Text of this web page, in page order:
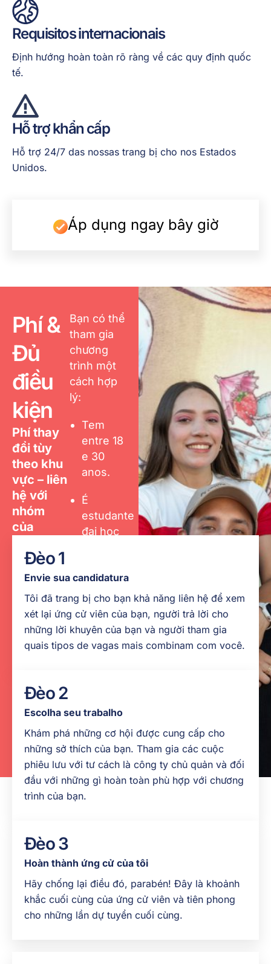
Requisitos internacionais
Định hướng hoàn toàn rõ ràng về các quy định quốc
tế.
Hỗ trợ khẩn cấp
Hỗ trợ 24/7 das nossas trang bị cho nos Estados
Unidos.
Áp dụng ngay bây giờ
Phí &
Đủ
điều
kiện
Phí thay
đổi tùy
theo khu
vực – liên
hệ với
nhóm
của
để biết
thêm
XEM
TRANG
TÀI
NGUYÊN
CỦA
Bạn có thể
tham gia
chương
trình một
cách hợp
lý:
Tem
entre 18
e 30
anos.
É
estudante
đại học
tích
phân
tiếng
Anh
mới
Đèo 1
Envie sua candidatura
Tôi đã trang bị cho bạn khả năng liên hệ để xem
xét lại ứng cử viên của bạn, người trả lời cho
những lời khuyên của bạn và người tham gia
quais tipos de vagas mais combinam com você.
Đèo 2
Escolha seu trabalho
Khám phá những cơ hội được cung cấp cho
những sở thích của bạn. Tham gia các cuộc
phiêu lưu với tư cách là công ty chủ quản và đối
đầu với những gì hoàn toàn phù hợp với chương
trình của bạn.
Đèo 3
Hoàn thành ứng cử của tôi
Hãy chống lại điều đó, parabén! Đây là khoảnh
khắc cuối cùng của ứng cử viên và tiên phong
cho những lần dự tuyển cuối cùng.